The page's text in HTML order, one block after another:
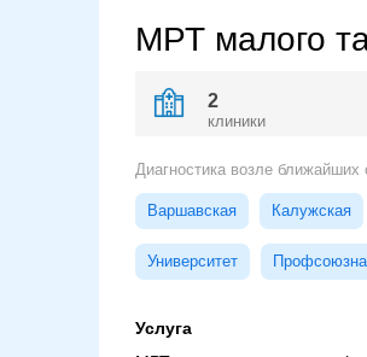
МРТ малого
2
клиники
Диагностика возле ближайших
Варшавская Калужская
Университет
Услуга